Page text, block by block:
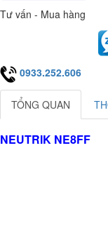
Tư vấn - Mua hàng
0933.252.606
TỔNG QUAN
NEUTRIK NE8FF